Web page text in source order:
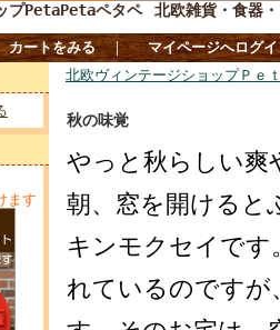
プPetaPetaペタペ
北欧雑貨・食器
カートをみる ｜ マイページへログ
ます
北欧ヴィンテージショップＰｅ
秋の味覚
やっと秋らしい爽
朝、窓を開けると
キンモクセイで
れているのですが